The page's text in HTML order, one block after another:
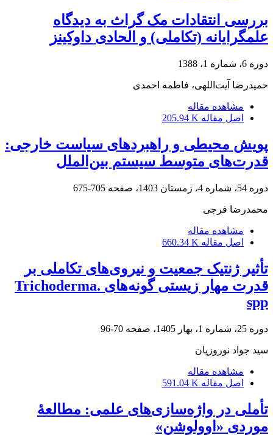
بررسی انتقادات مک گراث به دیدگاه
علمگرایانه (تکاملی) و الحادی داوکینز
دوره 6، شماره 1، 1388
حمیدرضا آیت‌اللهی، فاطمه احمدی
مشاهده مقاله
اصل مقاله 205.94 K
پویش محیطی و راهبردهای سیاست خارجی:
قدرت‌های متوسط سیستم بین‌الملل
دوره 54، شماره 4، زمستان 1403، صفحه 705-675
محمدرضا فرجی
مشاهده مقاله
اصل مقاله 660.34 K
تأثیر ژنتیک جمعیت و نیروی‌های تکاملی بر
قدرت مهار زیستی گونه‌های .Trichoderma
spp
دوره 25، شماره 1، بهار 1405، صفحه 70-96
سید جواد نوروزیان
مشاهده مقاله
اصل مقاله 591.04 K
تأملی در واژه‌سازی‌های علمی: مطالعۀ
موردی «اوولوشن»